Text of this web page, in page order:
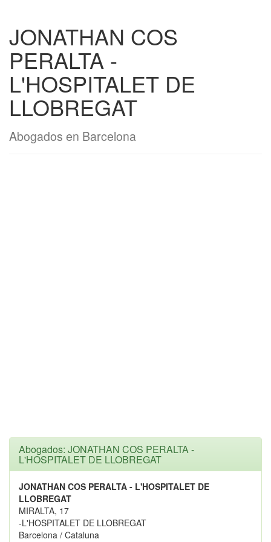
JONATHAN COS
PERALTA -
L'HOSPITALET DE
LLOBREGAT
Abogados en Barcelona
Abogados: JONATHAN COS PERALTA -
L'HOSPITALET DE LLOBREGAT
JONATHAN COS PERALTA - L'HOSPITALET DE
LLOBREGAT
MIRALTA, 17
-L'HOSPITALET DE LLOBREGAT
Barcelona / Cataluna